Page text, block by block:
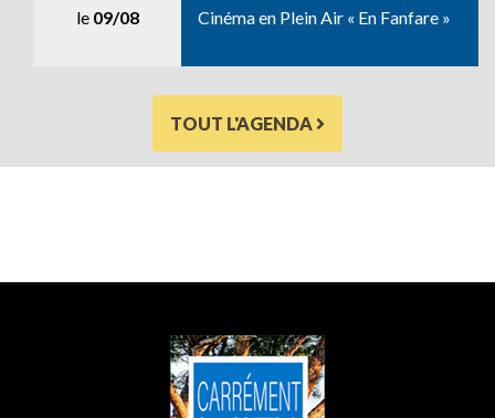
le 09/08 Cinéma en Plein Air « En Fanfare »
TOUT L'AGENDA